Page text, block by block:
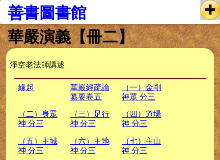
善書圖書館
華嚴演義【冊二】
淨空老法師講述
緣起
華嚴經疏論
纂要卷五
（一）金剛
神眾 分三
（二）身眾
神 分三
（三）足行
神 分三
（四）道場
神 分三
（五）主城
神 分三
（六）主地
神 分三
（七）主山
神 分三